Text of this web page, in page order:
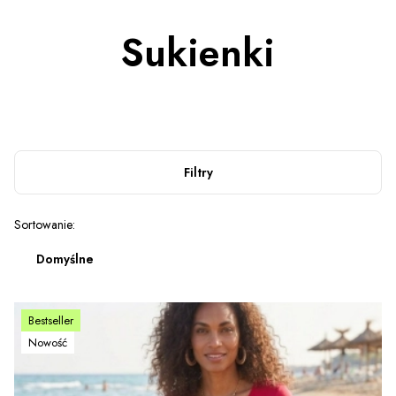
Sukienki
Filtry
Lista produktów
Sortowanie:
Domyślne
Bestseller
Nowość